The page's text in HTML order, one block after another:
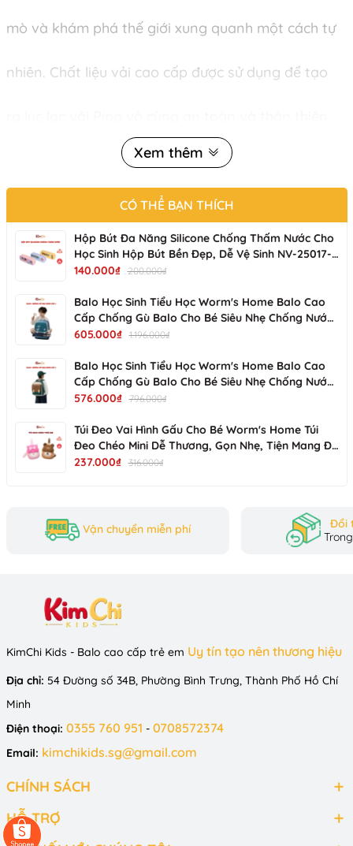
mò và khám phá thế giới xung quanh một cách tự
nhiên. Chất liệu vải cao cấp được sử dụng để tạo
với trẻ em. Mỗi chiếc lục lạc vải được thiết kế với
hình dạng con vật đa dạng và sống động, bao
gồm cả sư tử, bò, voi, thỏ và ếch. Bé có thể kéo,
lắc, và quay chiếc lục lạc để tạo ra âm thanh vui
nhộn và thú vị.
Đây là một sản phẩm tiện ích để đưa bé đi du lịch
hoặc ra ngoài vì nhỏ gọn và dễ dàng cầm theo.
giúp bé phát triển khả năng vận động và cảm
Xem thêm
CÓ THỂ BẠN THÍCH
Hộp Bút Đa Năng Silicone Chống Thấm Nước Cho
Học Sinh Hộp Bút Bền Đẹp, Dễ Vệ Sinh NV-25017-
01 KIMCHI KIDS
140.000₫ 200.000₫
Balo Học Sinh Tiểu Học Worm's Home Balo Cao
Cấp Chống Gù Balo Cho Bé Siêu Nhẹ Chống Nước
Nhiều Ngăn - KimChi Kids -S34202
605.000₫ 1.196.000₫
Balo Học Sinh Tiểu Học Worm's Home Balo Cao
Cấp Chống Gù Balo Cho Bé Siêu Nhẹ Chống Nước
Nhiều Ngăn - KimChi Kids - S00502
576.000₫ 796.000₫
Túi Đeo Vai Hình Gấu Cho Bé Worm's Home Túi
Đeo Chéo Mini Dễ Thương, Gọn Nhẹ, Tiện Mang Đi
Chơi R137
237.000₫ 316.000₫
Vận chuyển miễn phí
Đổi
KimChi Kids - Balo cao cấp trẻ em Uy tín tạo nên thương hiệu
Địa chỉ: 54 Đường số 34B, Phường Bình Trưng, Thành Phố Hồ Chí
Minh
Điện thoại: 0355 760 951 - 0708572374
Email: kimchikids.sg@gmail.com
CHÍNH SÁCH
HỖ TRỢ